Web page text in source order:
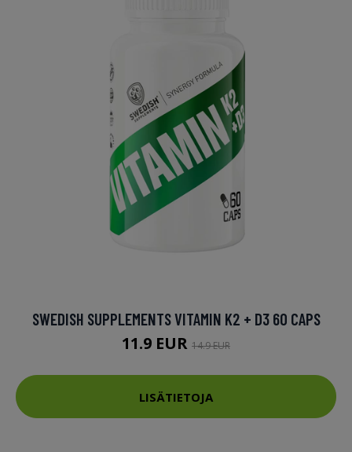
SWEDISH SUPPLEMENTS VITAMIN K2 + D3 60 CAPS
11.9 EUR 14.9 EUR
LISÄTIETOJA